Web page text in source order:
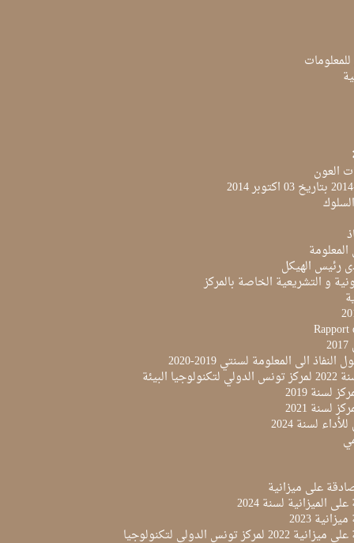
للمعلومات
العون
رئيس الهيكل
و التشريعية الخاصة بالمركز
الى المعلومة لسنتي 2019-2020
البيئة
لسنة 2019
لسنة 2021
لسنة 2024
الميزانية لسنة 2024
2023
مقرر المصادقة على ميزانية 2022 لمركز تونس الدولي لتكنولوجيا